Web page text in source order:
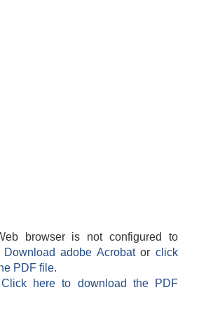
browser is not configured to
Download adobe Acrobatorclick
PDF file.
Click here to download the PDF